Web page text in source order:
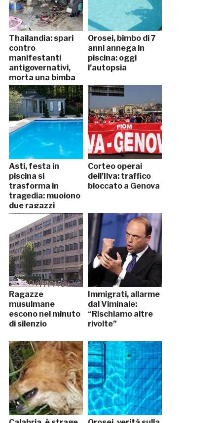
Thailandia: spari
contro
manifestanti
antigovernativi,
morta una bimba
Orosei, bimbo di 7
anni annega in
piscina: oggi
l’autopsia
Asti, festa in
piscina si
trasforma in
tragedia: muoiono
due ragazzi
Corteo operai
dell’Ilva: traffico
bloccato a Genova
Ragazze
musulmane
escono nel minuto
di silenzio
Immigrati, allarme
dal Viminale:
“Rischiamo altre
rivolte”